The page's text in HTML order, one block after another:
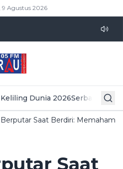
9 Agustus 2026
Dunia 2026Serba Serbi
Saat Berdiri: Memahami
Saat